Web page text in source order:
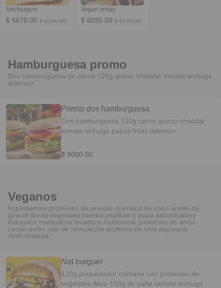
Not burguer
$ 5670.00 $ 6300.00
Vegan crispy
$ 6030.00 $ 6700.00
Hamburguesa promo
Dos hamburguesa de carne 120g queso cheddar tomate lechuga
aderezo
Pormo dos hamburguesa
Dos hamburguesa 120g carne queso cheddar
tomate lechuga papás fritas aderezo
$ 9000.00
Veganos
Ingredientes proteínas de arvejas manteca de coco aceite de
girasol fibras vegetales bambú psyllium y papá saborizantes
naturales meticulosa levadura nutricional proteínas de arroz
cacao polvo rojo de remolacha proteína de chia espinaca
deshidratada
Not burguer
120g preparación culinaria con proteínas de
vegetales lleva 100g de palta tomate lechuga